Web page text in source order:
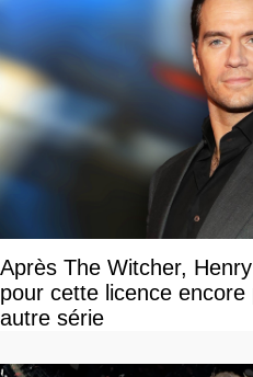
Après The Witcher,
pour cette licence
autre série